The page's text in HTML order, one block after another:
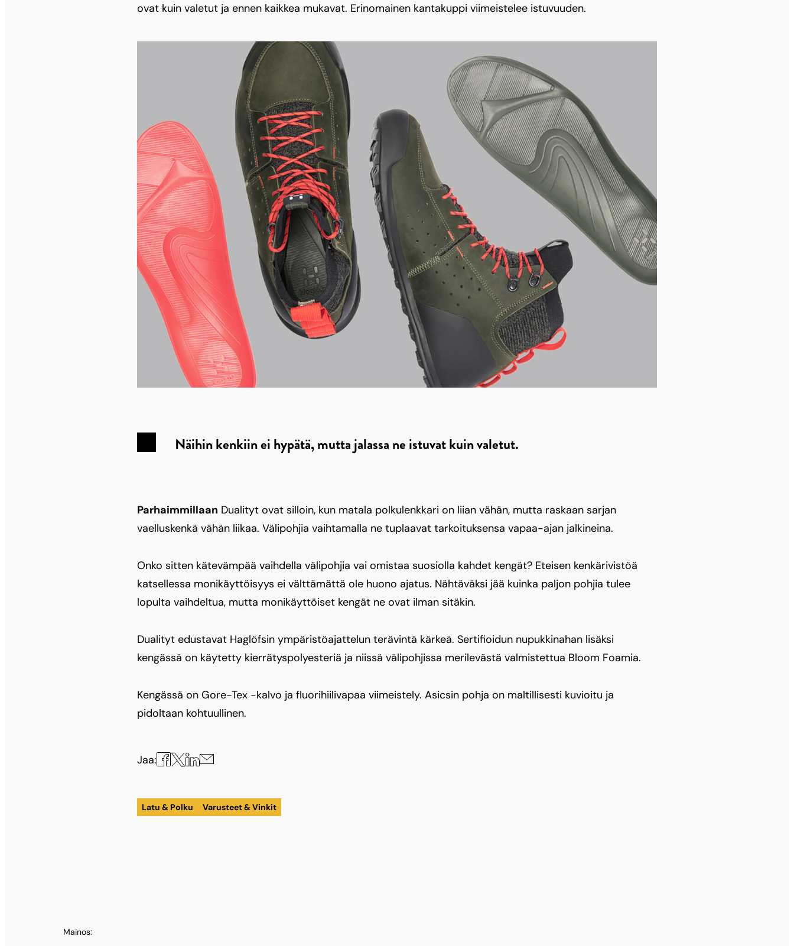
ovat kuin valetut ja ennen kaikkea mukavat. Erinomainen kantakuppi viimeistelee istuvuuden.
Näihin kenkiin ei hypätä, mutta jalassa ne istuvat kuin valetut.
Parhaimmillaan Dualityt ovat silloin, kun matala polkulenkkari on liian vähän, mutta raskaan sarjan
vaelluskenkä vähän liikaa. Välipohjia vaihtamalla ne tuplaavat tarkoituksensa vapaa-ajan jalkineina.
Onko sitten kätevämpää vaihdella välipohjia vai omistaa suosiolla kahdet kengät? Eteisen kenkärivistöä
katsellessa monikäyttöisyys ei välttämättä ole huono ajatus. Nähtäväksi jää kuinka paljon pohjia tulee
lopulta vaihdeltua, mutta monikäyttöiset kengät ne ovat ilman sitäkin.
Dualityt edustavat Haglöfsin ympäristöajattelun terävintä kärkeä. Sertifioidun nupukkinahan lisäksi
kengässä on käytetty kierrätyspolyesteriä ja niissä välipohjissa merilevästä valmistettua Bloom Foamia.
Kengässä on Gore-Tex -kalvo ja fluorihiilivapaa viimeistely. Asicsin pohja on maltillisesti kuvioitu ja
pidoltaan kohtuullinen.
Jaa: Jaa
Facebookissa
Jaa
X:ssä
Jaa
LinkedInissä
Jaa
sähköpostilla
Latu & Polku Varusteet & Vinkit
Mainos: